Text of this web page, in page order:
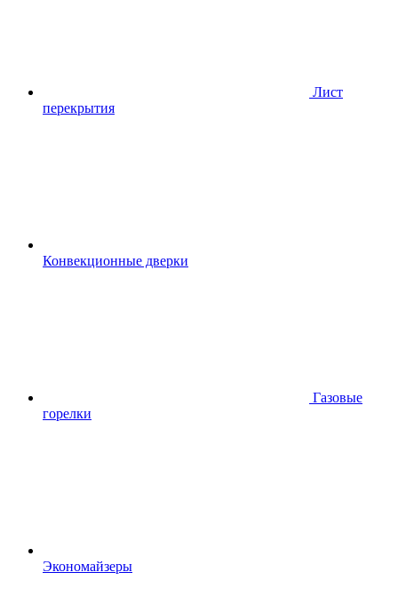
Лист
перекрытия
Конвекционные дверки
Газовые
горелки
Экономайзеры